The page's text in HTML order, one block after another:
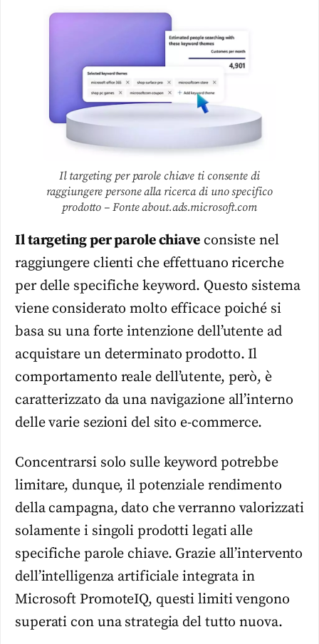
Il targeting per parole chiave ti consente di
raggiungere persone alla ricerca di uno specifico
prodotto – Fonte about.ads.microsoft.com
Il targeting per parole chiave consiste nel
raggiungere clienti che effettuano ricerche
per delle specifiche keyword. Questo sistema
viene considerato molto efficace poiché si
basa su una forte intenzione dell’utente ad
acquistare un determinato prodotto. Il
comportamento reale dell’utente, però, è
caratterizzato da una navigazione all’interno
delle varie sezioni del sito e-commerce.
Concentrarsi solo sulle keyword potrebbe
limitare, dunque, il potenziale rendimento
della campagna, dato che verranno valorizzati
solamente i singoli prodotti legati alle
specifiche parole chiave. Grazie all’intervento
dell’intelligenza artificiale integrata in
Microsoft PromoteIQ, questi limiti vengono
superati con una strategia del tutto nuova.